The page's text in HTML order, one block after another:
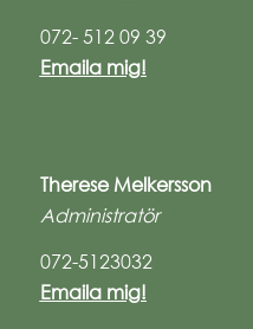
072- 512 09 39
Emaila mig!
Therese Melkersson
Administratör
072-5123032
Emaila mig!